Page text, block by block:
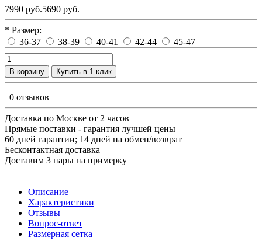
7990 руб.5690 руб.
* Размер:
36-37
38-39 40-41 42-44 45-47
В корзину Купить в 1 клик
0 отзывов
Доставка по Москве от 2 часов
Прямые поставки - гарантия лучшей цены
60 дней гарантии; 14 дней на обмен/возврат
Бесконтактная доставка
Доставим 3 пары на примерку
Описание
Характеристики
Отзывы
Вопрос-ответ
Размерная сетка